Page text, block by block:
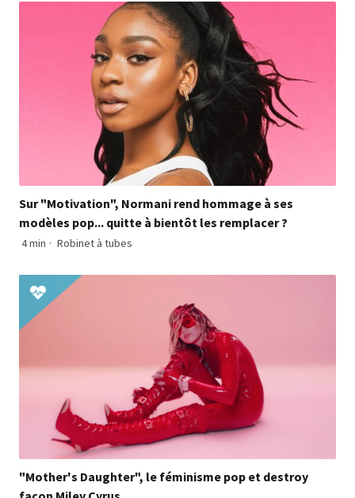
Sur "Motivation", Normani rend hommage à ses
modèles pop... quitte à bientôt les remplacer ?
4 min · Robinet à tubes
"Mother's Daughter", le féminisme pop et destroy